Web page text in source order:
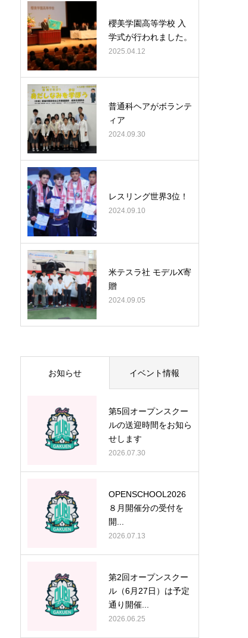
櫻美学園高等学校 入
学式が行われました。
2025.04.12
普通科ヘアがボランテ
ィア
2024.09.30
レスリング世界3位！
2024.09.10
米テスラ社 モデルX寄
贈
2024.09.05
お知らせ イベント情報
第5回オープンスクー
ルの送迎時間をお知ら
せします
2026.07.30
OPENSCHOOL2026
８月開催分の受付を
開...
2026.07.13
第2回オープンスクー
ル（6月27日）は予定
通り開催...
2026.06.25